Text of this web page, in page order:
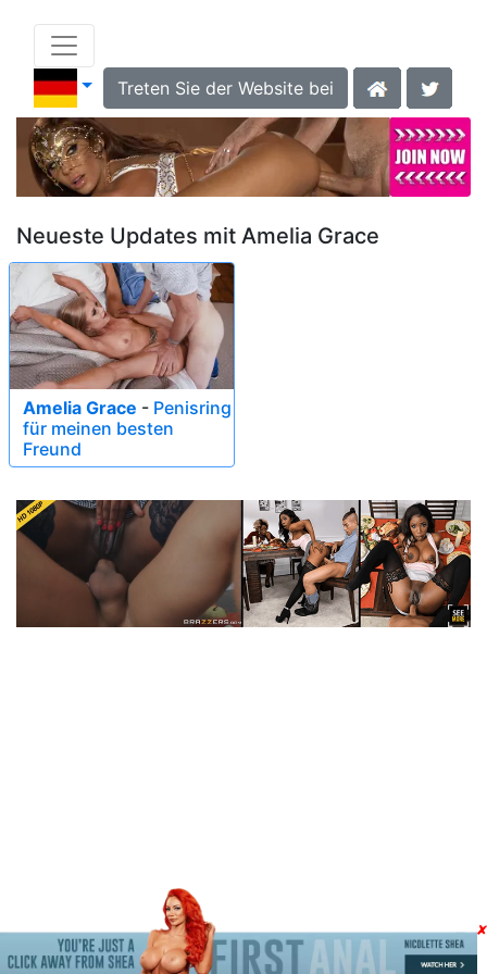
Treten Sie der Website bei
Neueste Updates mit Amelia Grace
Amelia Grace - Penisring
für meinen besten
Freund